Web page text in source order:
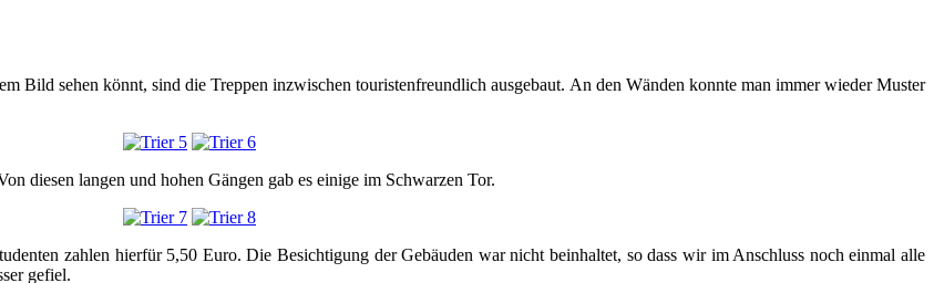
Bild sehen könnt, sind die Treppen inzwischen touristenfreundlich ausgebaut. An den Wänden konnte man immer wieder Muster
diesen langen und hohen Gängen gab es einige im Schwarzen Tor.
zahlen hierfür 5,50 Euro. Die Besichtigung der Gebäuden war nicht beinhaltet, so dass wir im Anschluss noch einmal alle
gefiel.